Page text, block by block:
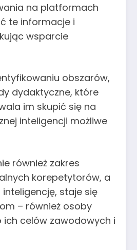
na platformach
te informacje i
wsparcie
obszarów,
dydaktyczne, które
im skupić się na
inteligencji możliwe
również zakres
korepetytorów, a
staje się
– również osoby
ich celów zawodowych i